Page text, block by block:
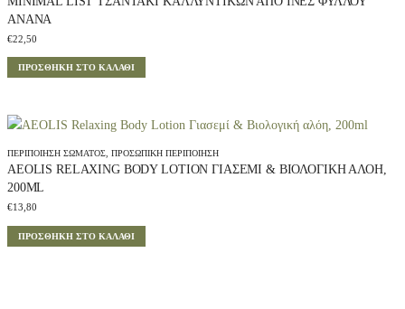
ΑΝΑΝΆ
€22,50
ΠΡΟΣΘΉΚΗ ΣΤΟ ΚΑΛΆΘΙ
ΠΕΡΙΠΟΊΗΣΗ ΣΏΜΑΤΟΣ, ΠΡΟΣΩΠΙΚΉ ΠΕΡΙΠΟΊΗΣΗ
AEOLIS RELAXING BODY LOTION ΓΙΑΣΕΜΊ & ΒΙΟΛΟΓΙΚΉ ΑΛΌΗ,
200ML
€13,80
ΠΡΟΣΘΉΚΗ ΣΤΟ ΚΑΛΆΘΙ